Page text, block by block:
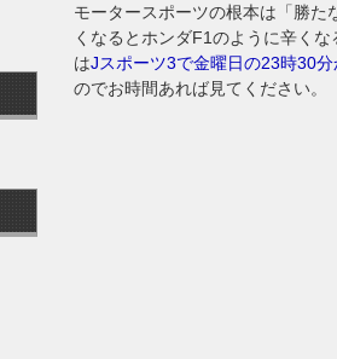
モータースポーツの根本は「勝た
くなるとホンダF1のように辛く
はJスポーツ3で金曜日の23時30
のでお時間あれば見てください。